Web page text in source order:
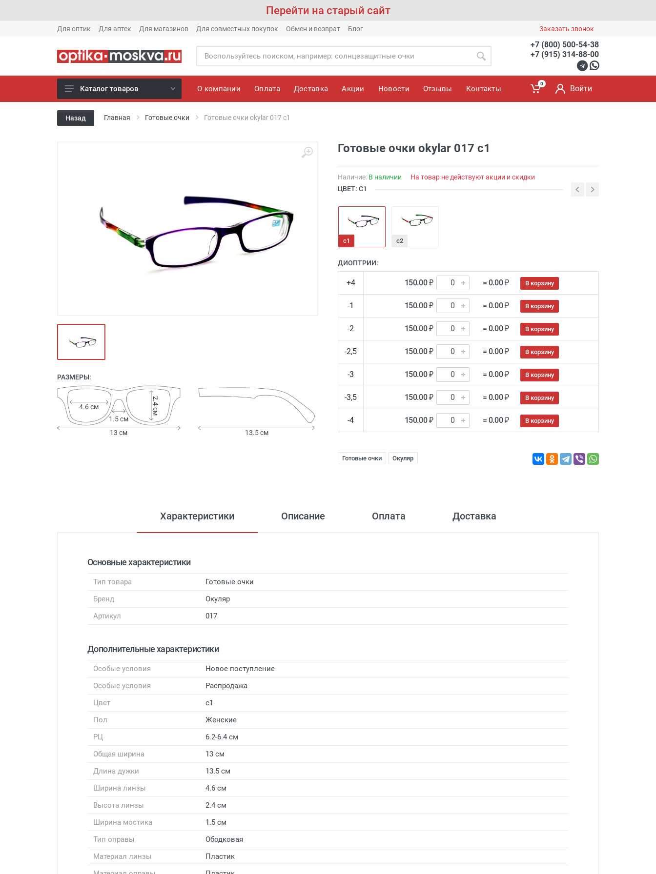
Перейти на старый сайт
Для оптик Для аптек Для магазинов Для совместных покупок Обмен и возврат Блог Заказать звонок
+7 (800) 500-54-38
+7 (915) 314-88-00
Новое готовые очки (1621)
Новое солнце (1613)
Футляры и мешки (1412)
Красота и здоровье (353)
Атрибуты для оптики (59)
Каталог товаров О компании Оплата Доставка Акции Новости Отзывы Контакты
0
Войти
Назад Главная Готовые очки Готовые очки okylar 017 с1
РАЗМЕРЫ:
1.5 см
4.6 см 2.4 см
13 см 13.5 см
Готовые очки okylar 017 с1
Наличие: В наличии
На товар не действуют акции и скидки
ЦВЕТ: С1
с1 с2
ДИОПТРИИ:
+4 150.00 ₽ = 0.00 ₽ В корзину
-1 150.00 ₽ = 0.00 ₽ В корзину
-2 150.00 ₽ = 0.00 ₽ В корзину
-2,5 150.00 ₽ = 0.00 ₽ В корзину
-3 150.00 ₽ = 0.00 ₽ В корзину
-3,5 150.00 ₽ = 0.00 ₽ В корзину
-4 150.00 ₽ = 0.00 ₽ В корзину
Готовые очки Окуляр
Характеристики Описание Оплата Доставка
Основные характеристики
Тип товара
Готовые очки
Бренд
Окуляр
Артикул
017
Дополнительные характеристики
Особые условия
Новое поступление
Особые условия
Распродажа
Цвет
с1
Пол
Женские
РЦ
6.2-6.4 см
Общая ширина
13 см
Длина дужки
13.5 см
Ширина линзы
4.6 см
Высота линзы
2.4 см
Ширина мостика
1.5 см
Тип оправы
Ободковая
Материал линзы
Пластик